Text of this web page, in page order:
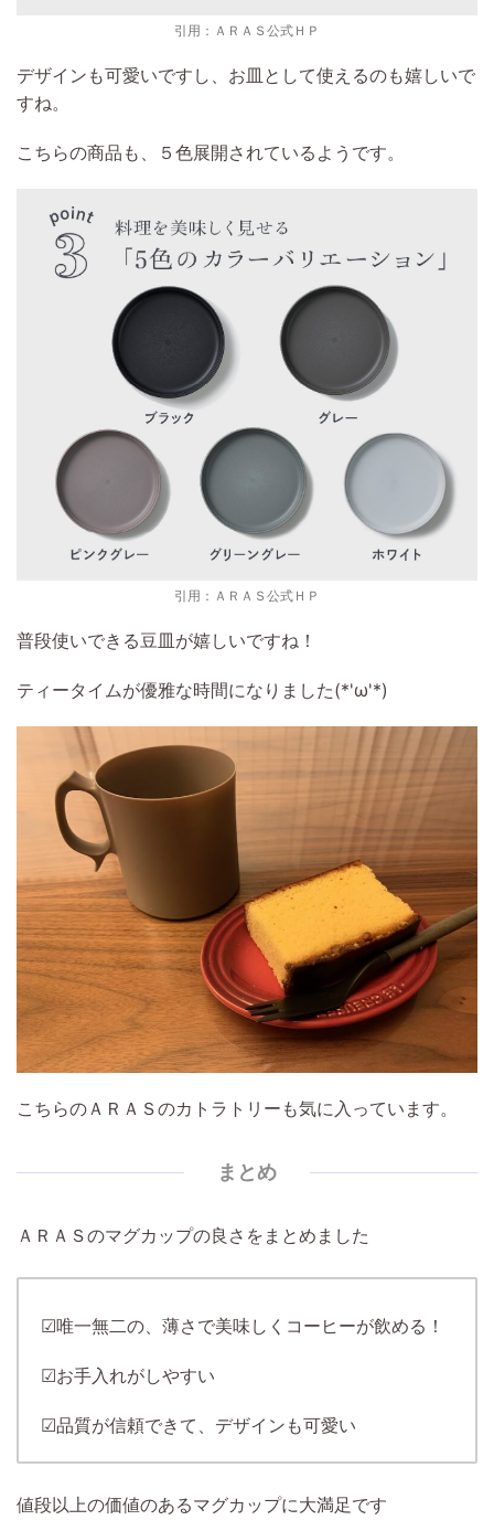
引用：ＡＲＡＳ公式ＨＰ
デザインも可愛いですし、お皿として使えるのも嬉しいで
すね。
こちらの商品も、５色展開されているようです。
引用：ＡＲＡＳ公式ＨＰ
普段使いできる豆皿が嬉しいですね！
ティータイムが優雅な時間になりました(*'ω'*)
こちらのＡＲＡＳのカトラトリーも気に入っています。
まとめ
ＡＲＡＳのマグカップの良さをまとめました
☑唯一無二の、薄さで美味しくコーヒーが飲める！
☑お手入れがしやすい
☑品質が信頼できて、デザインも可愛い
値段以上の価値のあるマグカップに大満足です